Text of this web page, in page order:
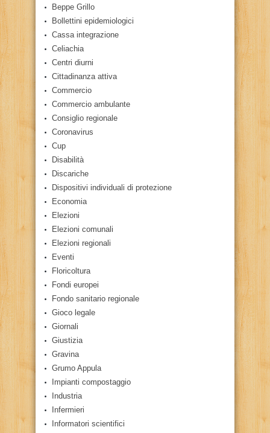
Beppe Grillo
Bollettini epidemiologici
Cassa integrazione
Celiachia
Centri diurni
Cittadinanza attiva
Commercio
Commercio ambulante
Consiglio regionale
Coronavirus
Cup
Disabilità
Discariche
Dispositivi individuali di protezione
Economia
Elezioni
Elezioni comunali
Elezioni regionali
Eventi
Floricoltura
Fondi europei
Fondo sanitario regionale
Gioco legale
Giornali
Giustizia
Gravina
Grumo Appula
Impianti compostaggio
Industria
Infermieri
Informatori scientifici